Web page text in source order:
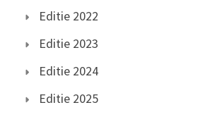
Editie 2022
Editie 2023
Editie 2024
Editie 2025